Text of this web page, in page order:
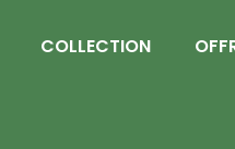
COLLECTION